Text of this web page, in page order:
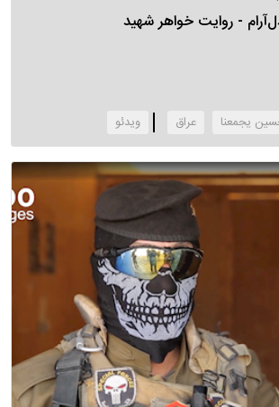
- روایت خواهر شهید
یجمعنا عراق ‌ویدئو